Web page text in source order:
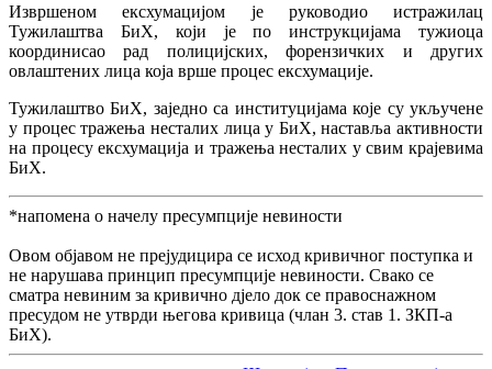
Извршеном ексхумацијом је руководио истражилац
Тужилаштва БиХ, који је по инструкцијама тужиоца
координисао рад полицијских, форензичких и других
овлаштених лица која врше процес ексхумације.
Тужилаштво БиХ, заједно са институцијама које су укључене
у процес тражења несталих лица у БиХ, наставља активности
на процесу ексхумација и тражења несталих у свим крајевима
БиХ.
*напомена о начелу пресумпције невиности
Овом објавом не прејудицира се исход кривичног поступка и
не нарушава принцип пресумпције невиности. Свако се
сматра невиним за кривично дјело док се правоснажном
пресудом не утврди његова кривица (члан 3. став 1. ЗКП-а
БиХ).